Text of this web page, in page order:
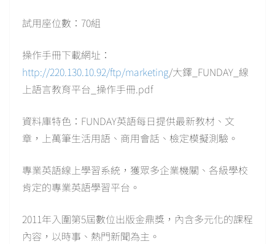
試用座位數：70組
操作手冊下載網址：
http://220.130.10.92/ftp/marketing/大鐸_FUNDAY_線
上語言教育平台_操作手冊.pdf
資料庫特色：FUNDAY英語每日提供最新教材、文
章，上萬筆生活用語、商用會話、檢定模擬測驗。
專業英語線上學習系統，獲眾多企業機關、各級學校
肯定的專業英語學習平台。
2011年入圍第5屆數位出版金鼎獎，內含多元化的課程
內容，以時事、熱門新聞為主。